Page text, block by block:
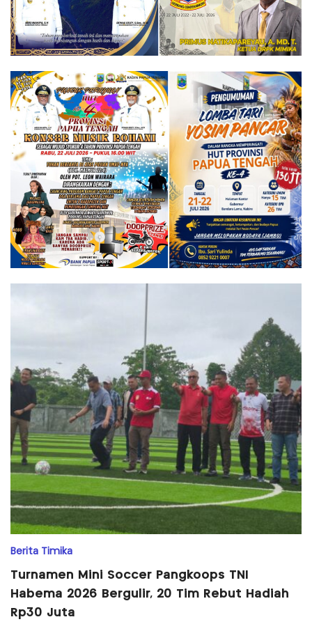
Berita Timika
Turnamen Mini Soccer Pangkoops TNI
Habema 2026 Bergulir, 20 Tim Rebut Hadiah
Rp30 Juta